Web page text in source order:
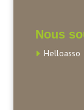
Nous
Helloasso